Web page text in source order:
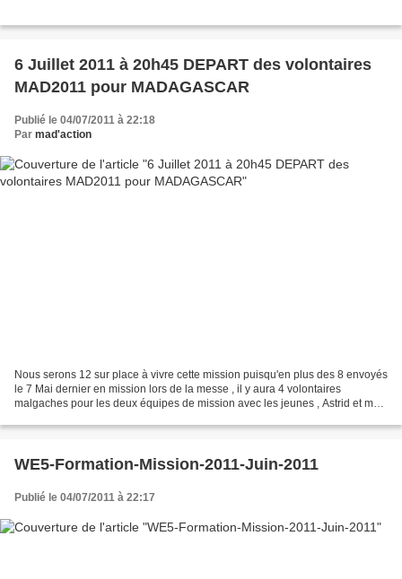
6 Juillet 2011 à 20h45 DEPART des volontaires
MAD2011 pour MADAGASCAR
Publié le 04/07/2011 à 22:18
Par mad'action
Nous serons 12 sur place à vivre cette mission puisqu'en plus des 8 envoyés
le 7 Mai dernier en mission lors de la messe , il y aura 4 volontaires
malgaches pour les deux équipes de mission avec les jeunes , Astrid et moi
WE5-Formation-Mission-2011-Juin-2011
Publié le 04/07/2011 à 22:17